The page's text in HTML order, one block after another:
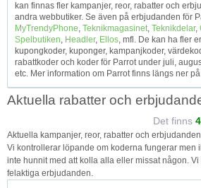
kan finnas fler kampanjer, reor, rabatter och
andra webbutiker. Se även på erbjudanden för
MyTrendyPhone, Teknikmagasinet, Teknikdelar,
Spelbutiken, Headler, Ellos, mfl. De kan ha fler
kupongkoder, kuponger, kampanjkoder,
rabattkoder och koder för Parrot under juli,
etc. Mer information om Parrot finns längs ner
Aktuella rabatter och
Det finns
Aktuella kampanjer, reor, rabatter och
Vi kontrollerar löpande om koderna fungerar men
inte hunnit med att kolla alla eller missat någon.
felaktiga erbjudanden.